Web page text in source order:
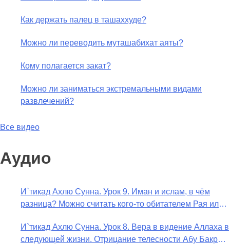
Как держать палец в ташаххуде?
Можно ли переводить муташабихат аяты?
Кому полагается закат?
Можно ли заниматься экстремальными видами
развлечений?
Все видео
Аудио
И`тикад Ахлю Сунна. Урок 9. Иман и ислам, в чём
разница? Можно считать кого-то обитателем Рая или
И`тикад Ахлю Сунна. Урок 8. Вера в видение Аллаха в
следующей жизни. Отрицание телесности Абу Бакром